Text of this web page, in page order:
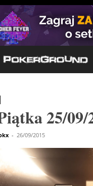
25/09/
- 26/09/2015